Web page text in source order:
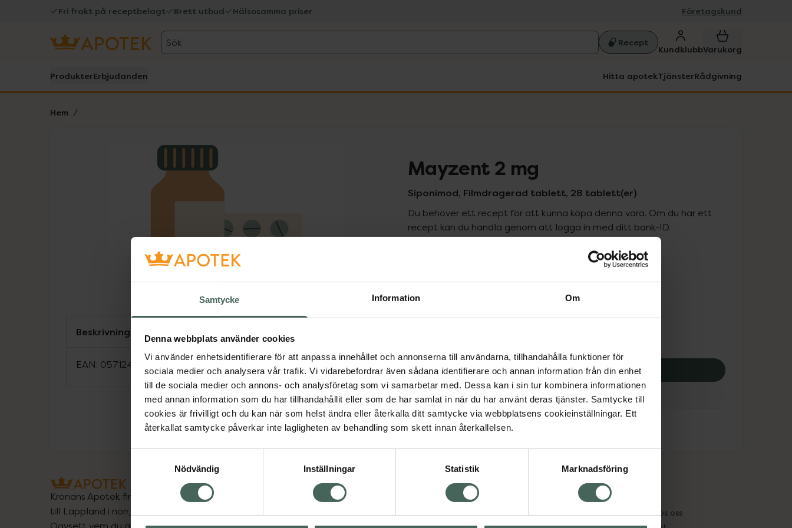
Samtycke Information Om
Denna webbplats använder cookies
Vi använder enhetsidentifierare för att anpassa innehållet och annonserna till användarna, tillhandahålla funktioner för
sociala medier och analysera vår trafik. Vi vidarebefordrar även sådana identifierare och annan information från din enhet
till de sociala medier och annons- och analysföretag som vi samarbetar med. Dessa kan i sin tur kombinera informationen
med annan information som du har tillhandahållit eller som de har samlat in när du har använt deras tjänster. Samtycke till
cookies är frivilligt och du kan när som helst ändra eller återkalla ditt samtycke via webbplatsens cookieinställningar. Ett
återkallat samtycke påverkar inte lagligheten av behandling som skett innan återkallelsen.
Nödvändig
Inställningar Statistik Marknadsföring
Fri frakt på receptbelagt Brett utbud Hälsosamma priser Företagskund
Sök Recept
KundklubbVarukorg
ProdukterErbjudanden Hitta apotekTjänsterRådgivning
Hem
Lista: . Innehåller 1 objekt. Mayzent 2 mg
Siponimod, Filmdragerad tablett, 28 tablett(er)
Du behöver ett recept för att kunna köpa denna vara. Om du har ett
recept kan du handla genom att logga in med ditt bank-ID.
Pris med recept
Högkostnadsskyddet gäller inte
12744,93 kr
Köp via ditt recept
Aktuella erbjudanden
Beskrivning
EAN: 05712440023642
Kronans Apotek finns här för dig. Du hittar oss från Skåne i syd
till Lappland i norr, och online i mobilen och på datorn.
Oavsett vem du är så är det vårt uppdrag att hjälpa just dig
Om recept och läkemedel
Jobba hos oss